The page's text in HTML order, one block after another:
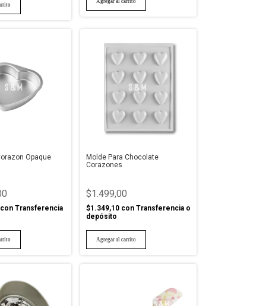
Opaque
con Transferencia
Molde Para Chocolate
Corazones
$1.499,00
$1.349,10 con Transferencia o
depósito